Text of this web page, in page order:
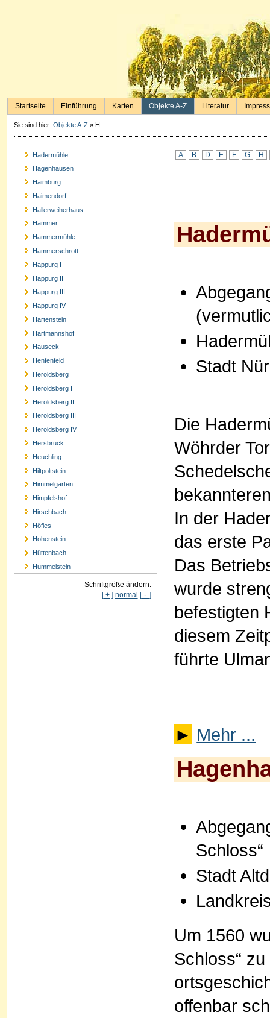
Startseite Einführung Karten Objekte A-Z Literatur
Sie sind hier: Objekte A-Z» H
Hadermühle
Hagenhausen
Haimburg
Haimendorf
Hallerweiherhaus
Hammer
Hammermühle
Hammerschrott
Happurg I
Happurg II
Happurg III
Happurg IV
Hartenstein
Hartmannshof
Hauseck
Henfenfeld
Heroldsberg
Heroldsberg I
Heroldsberg II
Heroldsberg III
Heroldsberg IV
Hersbruck
Heuchling
Hiltpoltstein
Himmelgarten
Himpfelshof
Hirschbach
Höfles
Hohenstein
Hüttenbach
Hummelstein
Schriftgröße ändern:
[ + ] normal [- ]
A B D E F G H
Stadt
Die
Wöhrder
In der
das erste
Das
wurde
befestigten
diesem
führte
► Mehr ...
Schloss“
Stadt
Um 1560
Schloss“
offenbar